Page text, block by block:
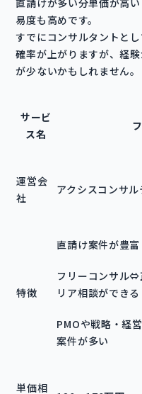
直請けが多い分単価が高
易度も高めです。
すでにコンサルタントと
確率が上がりますが、経
が少ないかもしれません。
サービ
ス名
運営会
社
アクシスコンサ
特徴
直請け案件が豊富
フリーコンサル⇔
リア相談ができる
PMOや戦略・経
案件が多い
単価相